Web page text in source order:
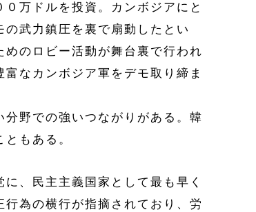
万ドルを投資。カンボジアにと
武力鎮圧を裏で扇動したとい
のロビー活動が舞台裏で行われ
なカンボジア軍をデモ取り締ま
野での強いつながりがある。韓
もある。
、民主主義国家として最も早く
為の横行が指摘されており、労